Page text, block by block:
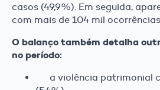
casos (49,9%). Em seguida,
com mais de 104 mil ocorrências
O balanço também detalha
no período:
a violência patrimonial